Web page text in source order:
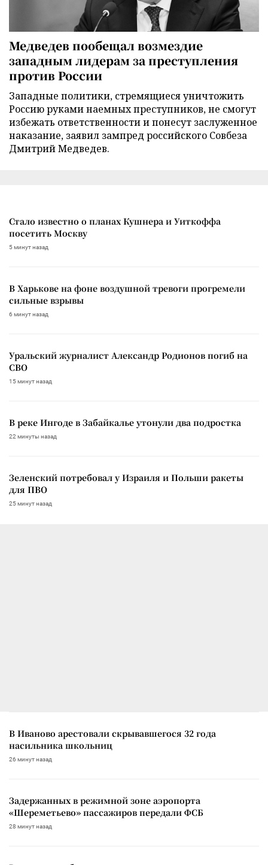
Медведев пообещал возмездие
западным лидерам за преступления
против России
Западные политики, стремящиеся уничтожить
Россию руками наемных преступников, не смогут
избежать ответственности и понесут заслуженное
наказание, заявил зампред российского Совбеза
Дмитрий Медведев.
Стало известно о планах Кушнера и Уиткоффа
посетить Москву
5 минут назад
В Харькове на фоне воздушной тревоги прогремели
сильные взрывы
6 минут назад
Уральский журналист Александр Родионов погиб на
СВО
15 минут назад
В реке Ингоде в Забайкалье утонули два подростка
22 минуты назад
Зеленский потребовал у Израиля и Польши ракеты
для ПВО
25 минут назад
В Иваново арестовали скрывавшегося 32 года
насильника школьниц
26 минут назад
Задержанных в режимной зоне аэропорта
«Шереметьево» пассажиров передали ФСБ
28 минут назад